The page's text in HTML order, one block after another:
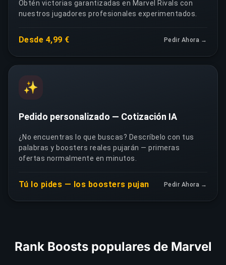
Obtén victorias garantizadas en Marvel Rivals con
nuestros jugadores profesionales experimentados.
Desde 4,99 € Pedir Ahora →
✨
Pedido personalizado — Cotización IA
¿No encuentras lo que buscas? Descríbelo con tus
palabras y boosters reales pujarán — primeras
ofertas normalmente en minutos.
Tú lo pides — los boosters pujan Pedir Ahora →
Rank Boosts populares de Marvel